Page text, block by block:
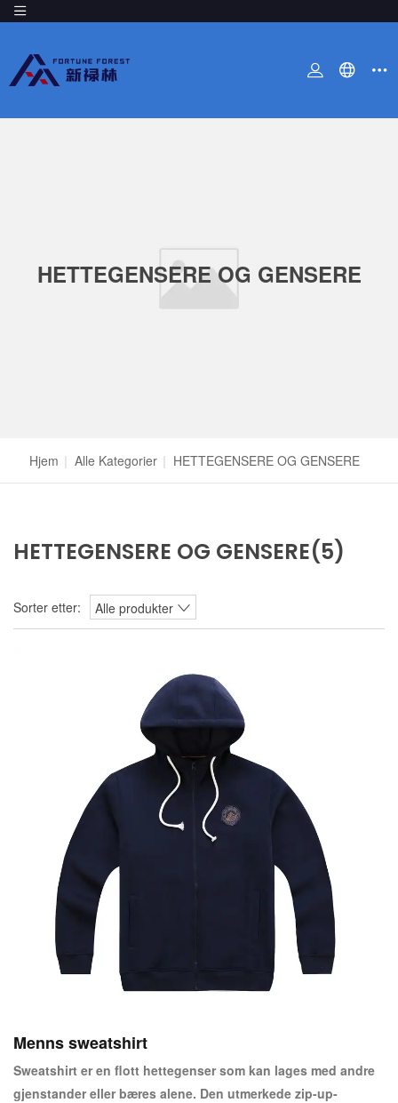
HETTEGENSERE OG GENSERE
Hjem | Alle Kategorier | HETTEGENSERE OG GENSERE
HETTEGENSERE OG GENSERE(5)
Sorter etter: Alle produkter
Menns sweatshirt
Sweatshirt er en flott hettegenser som kan lages med andre
gjenstander eller bæres alene. Den utmerkede zip-up-